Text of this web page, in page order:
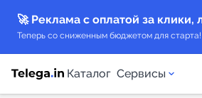
🚀 Реклама с оплатой за
Теперь со сниженным бюджетом для старта!
Каталог Сервисы